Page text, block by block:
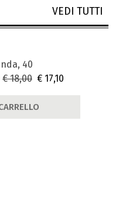
VEDI TUTTI
40
€ 18,00 € 17,10